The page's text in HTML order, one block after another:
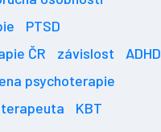
PTSD
ČR
závislost
ADHD
psychoterapie
KBT